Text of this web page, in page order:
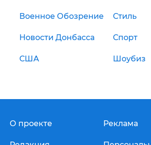
Военное Обозрение Стиль
Новости Донбасса Спорт
США Шоубиз
О проекте Реклама